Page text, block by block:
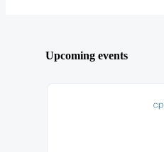
Upcoming events